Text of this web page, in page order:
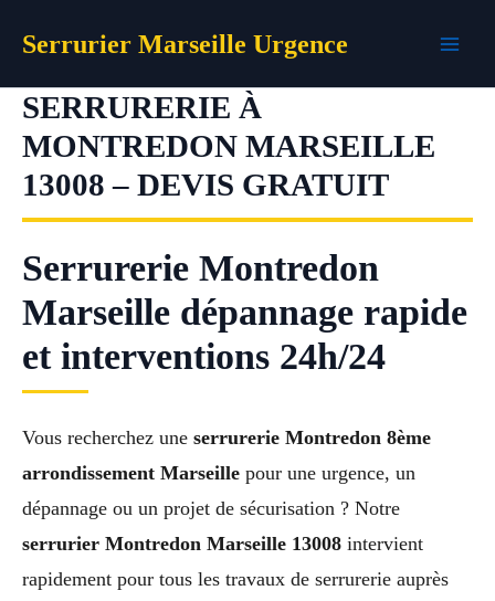
Serrurier Marseille Urgence
SERRURERIE À
MONTREDON MARSEILLE
13008 – DEVIS GRATUIT
Serrurerie Montredon
Marseille dépannage rapide
et interventions 24h/24
Vous recherchez une serrurerie Montredon 8ème
arrondissement Marseille pour une urgence, un
dépannage ou un projet de sécurisation ? Notre
serrurier Montredon Marseille 13008 intervient
rapidement pour tous les travaux de serrurerie auprès